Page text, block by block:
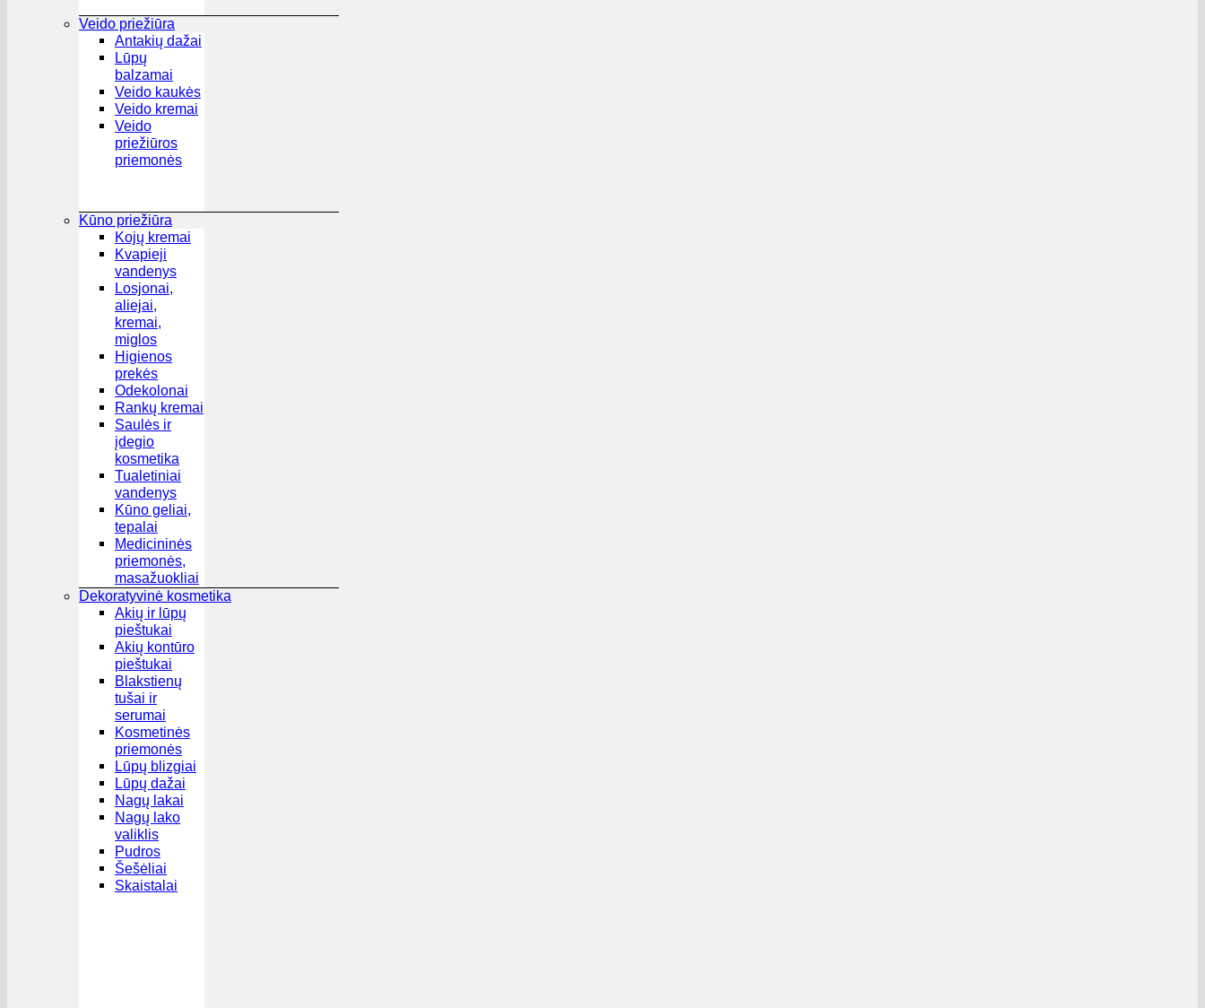
Veido priežiūra
Antakių dažai
Lūpų
balzamai
Veido kaukės
Veido kremai
Veido
priežiūros
priemonės
Kūno priežiūra
Kojų kremai
Kvapieji
vandenys
Losjonai,
aliejai,
kremai,
miglos
Higienos
prekės
Odekolonai
Rankų kremai
Saulės ir
įdegio
kosmetika
Tualetiniai
vandenys
Kūno geliai,
tepalai
Medicininės
priemonės,
masažuokliai
Dekoratyvinė kosmetika
Akių ir lūpų
pieštukai
Akių kontūro
pieštukai
Blakstienų
tušai ir
serumai
Kosmetinės
priemonės
Lūpų blizgiai
Lūpų dažai
Nagų lakai
Nagų lako
valiklis
Pudros
Šešėliai
Skaistalai